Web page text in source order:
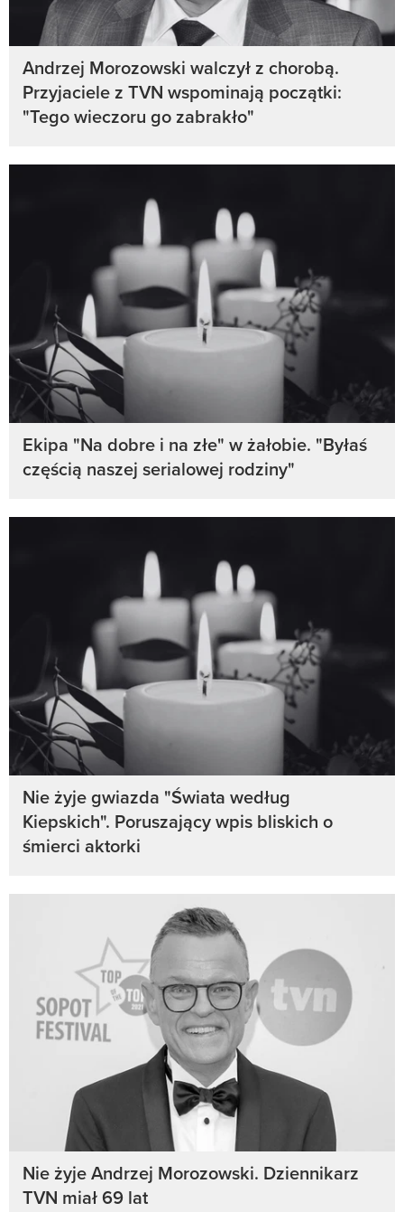
Andrzej Morozowski walczył z chorobą.
Przyjaciele z TVN wspominają początki:
"Tego wieczoru go zabrakło"
Ekipa "Na dobre i na złe" w żałobie. "Byłaś
częścią naszej serialowej rodziny"
Nie żyje gwiazda "Świata według
Kiepskich". Poruszający wpis bliskich o
śmierci aktorki
Nie żyje Andrzej Morozowski. Dziennikarz
TVN miał 69 lat